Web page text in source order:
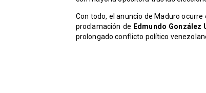
Con todo, el anuncio de Maduro
proclamación de Edmundo González
prolongado conflicto político